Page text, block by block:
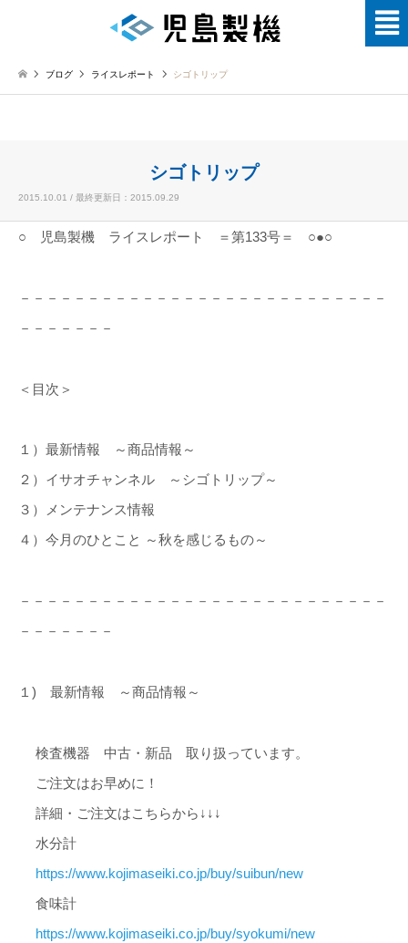
ブログ ライスレポート シゴトリップ
シゴトリップ
2015.10.01 / 最終更新日：2015.09.29
○ 児島製機 ライスレポート ＝第133号＝ ○●○
－－－－－－－－－－－－－－－－－－－－－－－－－－－
－－－－－－－
＜目次＞
１）最新情報 ～商品情報～
２）イサオチャンネル ～シゴトリップ～
３）メンテナンス情報
４）今月のひとこと ～秋を感じるもの～
－－－－－－－－－－－－－－－－－－－－－－－－－－－
－－－－－－－
１) 最新情報 ～商品情報～
検査機器 中古・新品 取り扱っています。
ご注文はお早めに！
詳細・ご注文はこちらから↓↓↓
水分計
https://www.kojimaseiki.co.jp/buy/suibun/new
食味計
https://www.kojimaseiki.co.jp/buy/syokumi/new